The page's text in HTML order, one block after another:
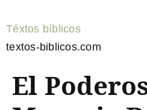
Téxtos bíblicos
textos-biblicos.com
El